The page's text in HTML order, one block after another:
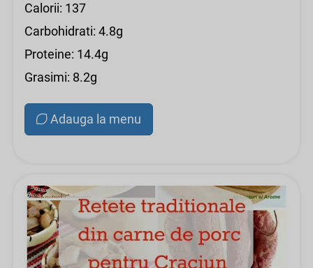
Calorii: 137
Carbohidrati: 4.8g
Proteine: 14.4g
Grasimi: 8.2g
Adauga la menu